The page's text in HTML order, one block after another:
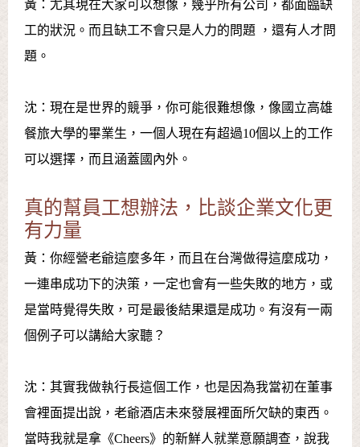
黃：尤其現在大家可以想像，幾乎所有公司，都面臨缺
工的狀況。而且缺工不會只是人力的問題 ，還有人才問
題。
沈：現在是世界的競爭，你可能很難想像，像國立高雄
餐旅大學的畢業生，一個人現在有超過10個以上的工作
可以選擇，而且涵蓋國內外。
真的幫員工想辦法，比談企業文化更
有力量
黃：你經營老爺這麼多年，而且在台灣做得這麼成功，
一連串成功下的決策，一定也會有一些失敗的地方，或
是當時覺得失敗，可是最後結果還是成功。有沒有一兩
個例子可以講給大家聽？
沈：其實我做執行長這個工作，也是因為我當初在董事
會裡面提出說，老爺酒店未來發展裡面所欠缺的東西。
當時我就是拿《Cheers》的新鮮人就業意願調查，說我